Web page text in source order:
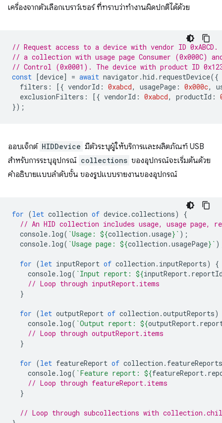
เครื่องจากตัวเลือกเบราว์เซอร์ ที่ทราบว่าทำงานผิดปกติได้ด้วย
// Request access to a device with vendor ID
// a collection with usage page Consumer (0x000C) and
// Control (0x0001). The device with product ID
const [device] = await navigator .hid . requestDevice({
filters : [{ vendorId : 0xabcd, usagePage : 0x000c,
exclusionFilters : [{ vendorId : 0xabcd, productId :
});
ออบเจ็กต์ HIDDevice มีตัวระบุผู้ให้บริการและผลิตภัณฑ์ USB
สำหรับการระบุอุปกรณ์ collections ของอุปกรณ์จะเริ่มต้นด้วย
คำอธิบายแบบลำดับชั้น ของรูปแบบรายงานของอุปกรณ์
for (let collection of device.collections)
{
// An HID collection includes usage, usage page,
console. log( `Usage: ${collection .usage} ` );
console. log( `Usage page: ${collection .usagePage} `
for (let inputReport of collection . inputReports)
{
console. log( `Input report: ${inputReport.
// Loop through inputReport.items
}
for (let outputReport of collection .outputReports)
console. log( `Output report: ${outputReport.
// Loop through outputReport.items
}
for (let featureReport of collection . featureReports
console. log( `Feature report: ${featureReport.
// Loop through featureReport.items
}
// Loop through subcollections with